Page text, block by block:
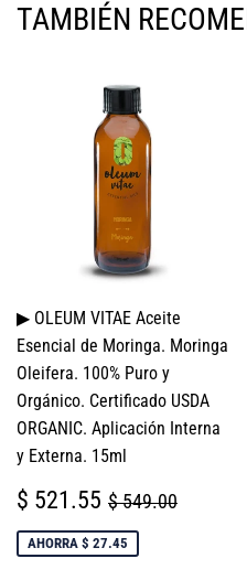
TAMBIÉN
▶ OLEUM VITAE Aceite
Esencial de Moringa. Moringa
Oleifera. 100% Puro y
Orgánico. Certificado USDA
ORGANIC. Aplicación Interna
y Externa. 15ml
PRECIO
DE
VENTA
$ 521.55 $
521.55
PRECIO
$ 549.00
AHORRA $ 27.45